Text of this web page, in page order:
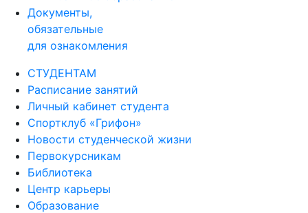
Документы,
обязательные
для ознакомления
СТУДЕНТАМ
Расписание занятий
Личный кабинет студента
Спортклуб «Грифон»
Новости студенческой жизни
Первокурсникам
Библиотека
Центр карьеры
Образование